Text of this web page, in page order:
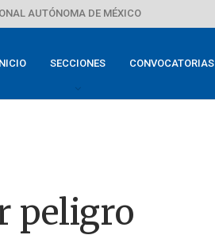
AUTÓNOMA DE MÉXICO
SECCIONES CONVOCATORIAS
peligro